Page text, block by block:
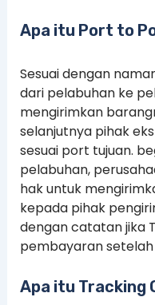
Apa itu Port to
Sesuai dengan
dari pelabuhan ke
mengirimkan
selanjutnya pihak
sesuai port tujuan.
pelabuhan,
hak untuk
kepada pihak
dengan catatan jika
pembayaran
Apa itu Tracking